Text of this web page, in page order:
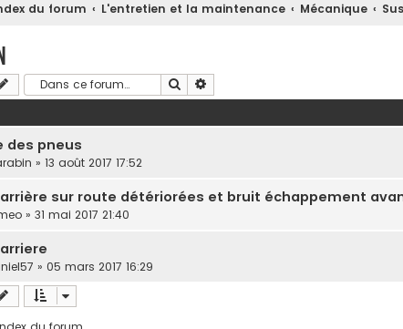
du forum L'entretien et la maintenance Mécanique
Rechercher
des pneus
» 13 août 2017 17:52
sur route détériorées et bruit échappement
» 31 mai 2017 21:40
» 05 mars 2017 16:29